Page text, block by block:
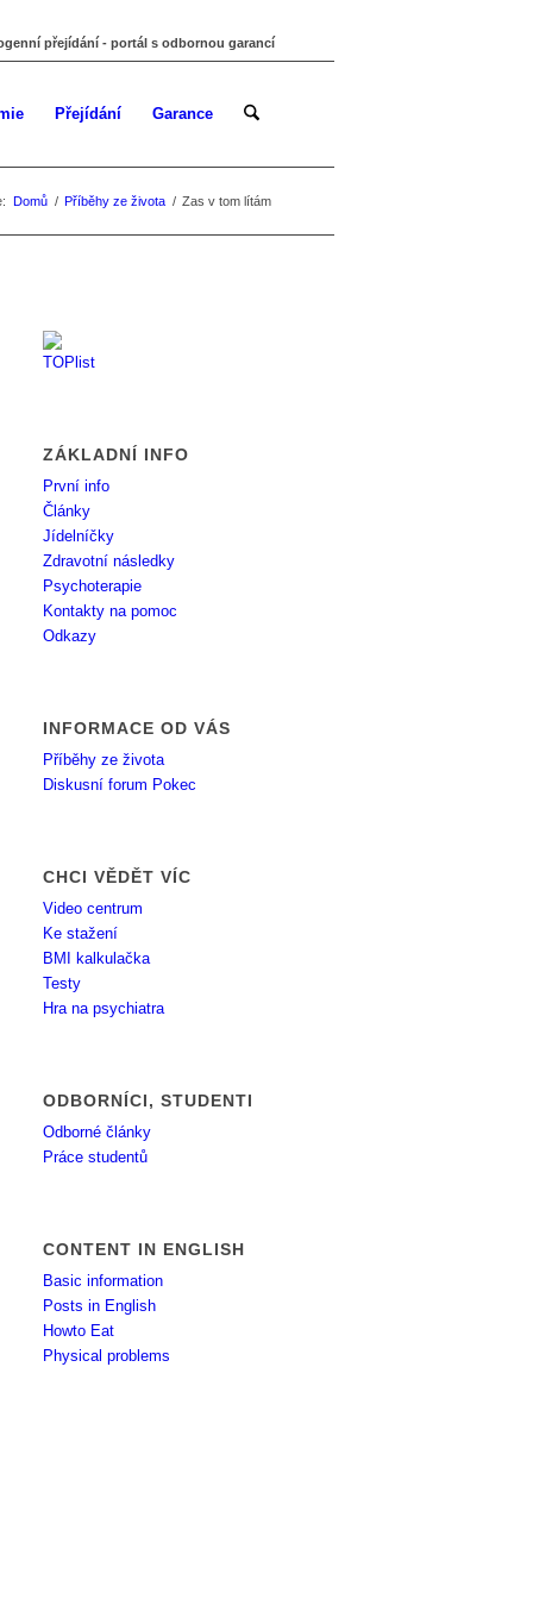
přejídání - portál s odbornou garancí
Přejídání Garance
Domů / Příběhy ze života / Zas v tom lítám
ZÁKLADNÍ INFO
První info
Články
Jídelníčky
Zdravotní následky
Psychoterapie
Kontakty na pomoc
Odkazy
INFORMACE OD VÁS
Příběhy ze života
Diskusní forum Pokec
CHCI VĚDĚT VÍC
Video centrum
Ke stažení
BMI kalkulačka
Testy
Hra na psychiatra
ODBORNÍCI, STUDENTI
Odborné články
Práce studentů
CONTENT IN ENGLISH
Basic information
Posts in English
Howto Eat
Physical problems